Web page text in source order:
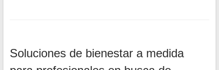
Soluciones de bienestar a medida